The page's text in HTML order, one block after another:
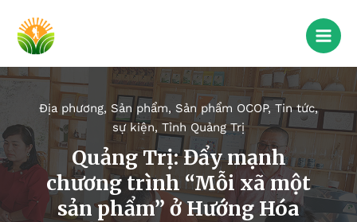
Địa phương, Sản phẩm, Sản phẩm OCOP, Tin tức,
sự kiện, Tỉnh Quảng Trị
Quảng Trị: Đẩy mạnh
chương trình “Mỗi xã một
sản phẩm” ở Hướng Hóa